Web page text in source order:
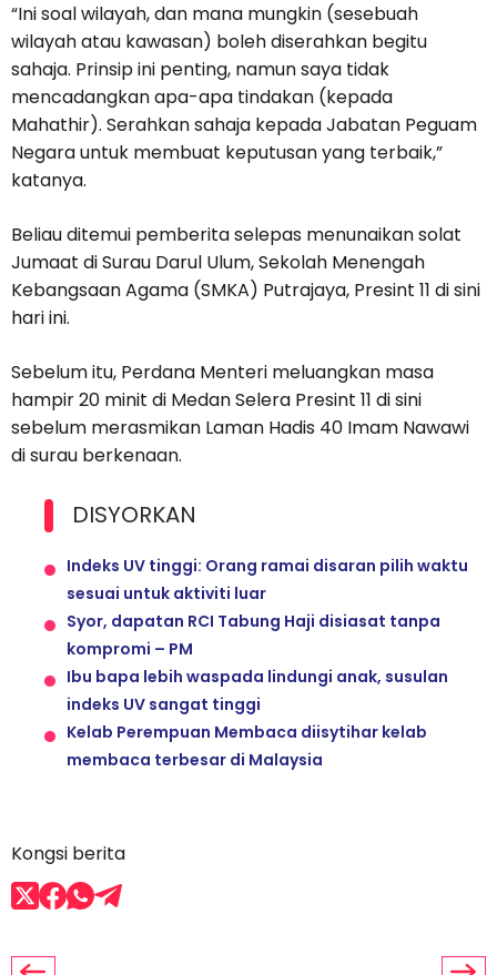
“Ini soal wilayah, dan mana mungkin (sesebuah
wilayah atau kawasan) boleh diserahkan begitu
sahaja. Prinsip ini penting, namun saya tidak
mencadangkan apa-apa tindakan (kepada
Mahathir). Serahkan sahaja kepada Jabatan Peguam
Negara untuk membuat keputusan yang terbaik,”
katanya.
Beliau ditemui pemberita selepas menunaikan solat
Jumaat di Surau Darul Ulum, Sekolah Menengah
Kebangsaan Agama (SMKA) Putrajaya, Presint 11 di sini
hari ini.
Sebelum itu, Perdana Menteri meluangkan masa
hampir 20 minit di Medan Selera Presint 11 di sini
sebelum merasmikan Laman Hadis 40 Imam Nawawi
di surau berkenaan.
DISYORKAN
Indeks UV tinggi: Orang ramai disaran pilih waktu
sesuai untuk aktiviti luar
Syor, dapatan RCI Tabung Haji disiasat tanpa
kompromi – PM
Ibu bapa lebih waspada lindungi anak, susulan
indeks UV sangat tinggi
Kelab Perempuan Membaca diisytihar kelab
membaca terbesar di Malaysia
Kongsi berita